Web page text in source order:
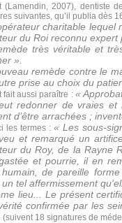
(Lamendin, 2007), dentiste
suivantes, qu’il publia dès
charitable lequel
du Roi reconnu
très véritable et
».
remède contre le
prise au choix du
fait aussi paraître : «
redonner de vraies
d’être arrachées ;
les termes : « Les sous-
et remarqué un
du Roy, de la Rayne
et pourrie, il en
humain, de pareille
tel affermissement
lieu... Le présent
confirmée par les
(suivent 18 signatures de